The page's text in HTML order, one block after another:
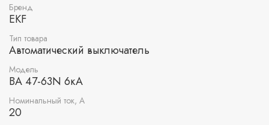
Бренд
EKF
Тип товара
Автоматический выключатель
Модель
ВА 47-63N 6кА
Номинальный ток, А
20